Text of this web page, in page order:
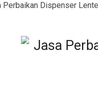
Perbaikan Dispenser